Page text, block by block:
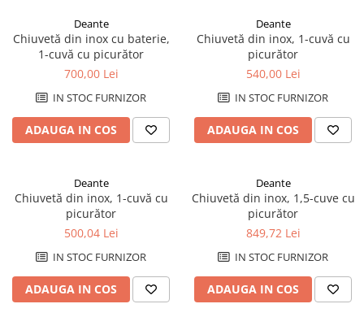
Rigole de dus
Mobilier baie
Seturi mobilier baie
Dulapuri baza si blaturi lavoar
Dulapuri cu oglinda
Oglinzi baie, oglinzi cosmetice si
Accesorii baie
Seturi de accesorii
Savoniere
Perii WC
Deante
Chiuvetă din inox cu baterie,
1-cuvă cu picurător
700,00 Lei
IN STOC FURNIZOR
ADAUGA IN COS
Deante
Chiuvetă din inox, 1-cuvă cu
picurător
540,00 Lei
IN STOC FURNIZOR
ADAUGA IN COS
Deante
Chiuvetă din inox, 1-cuvă cu
picurător
500,04 Lei
IN STOC FURNIZOR
ADAUGA IN COS
Deante
Chiuvetă din inox, 1,5-cuve cu
picurător
849,72 Lei
IN STOC FURNIZOR
ADAUGA IN COS